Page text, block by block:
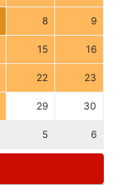
8 9
15 16
22 23
29 30
5 6